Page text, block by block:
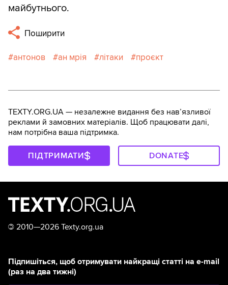
майбутнього.
Поширити
антонов ан мрія літаки проєкт
TEXTY.ORG.UA — незалежне видання без навʼязливої
реклами й замовних матеріалів. Щоб працювати далі,
нам потрібна ваша підтримка.
ПІДТРИМАТИ DONATE
© 2010—2026 Texty.org.ua
Підпишіться, щоб отримувати найкращі статті на e-mail
(раз на два тижні)